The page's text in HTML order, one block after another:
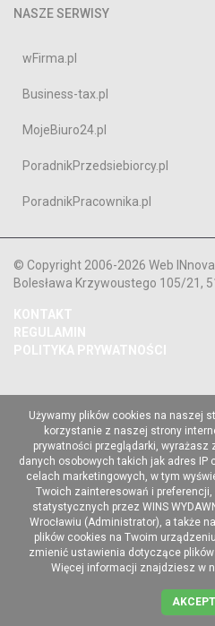
NASZE SERWISY
wFirma.pl
Business-tax.pl
MojeBiuro24.pl
PoradnikPrzedsiebiorcy.pl
PoradnikPracownika.pl
© Copyright 2006-2026 Web
Bolesława Krzywoustego 105/21,
KONTAKT
REGULAMIN
POLITYKA PRYWATNOŚCI
Używamy plików cookies na naszej
korzystanie z naszej strony
prywatności przeglądarki, wyrażasz
danych osobowych takich jak adres IP
celach marketingowych, w tym
Twoich zainteresowań i
statystycznych przez WINS
Wrocławiu (Administrator), a także
plików cookies na Twoim
zmienić ustawienia dotyczące
Więcej informacji znajdziesz w